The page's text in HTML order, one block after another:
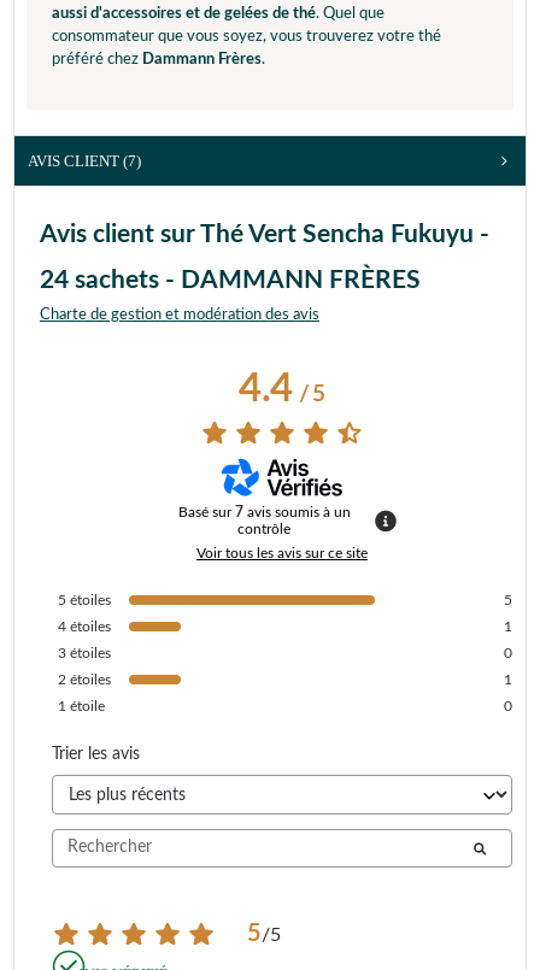
aussi d'accessoires et de gelées de thé. Quel que
consommateur que vous soyez, vous trouverez votre thé
préféré chez Dammann Frères.
AVIS CLIENT (7)
Avis client sur Thé Vert Sencha Fukuyu -
24 sachets - DAMMANN FRÈRES
Charte de gestion et modération des avis
4.4/ 5
Basé sur 7 avis soumis à un
contrôle
Voir tous les avis sur ce site
5 étoiles
5
4 étoiles
1
3 étoiles
0
2 étoiles
1
1 étoile 0
Trier les avis
5/5